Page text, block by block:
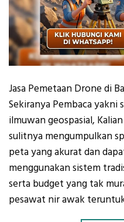
Jasa Pemetaan Drone di
Sekiranya Pembaca
ilmuwan geospasial,
sulitnya mengumpulkan
peta yang akurat dan
menggunakan sistem
serta budget yang tak
pesawat nir awak